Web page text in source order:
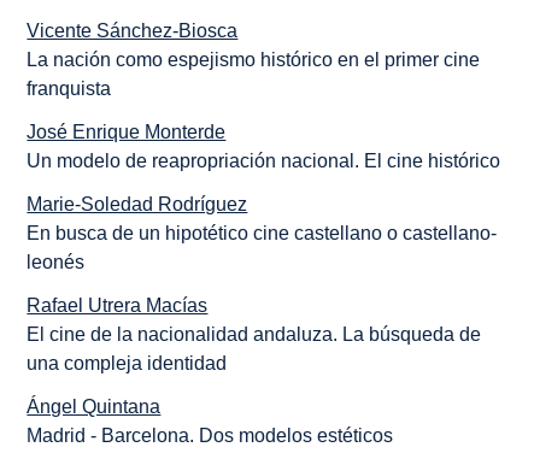
Vicente Sánchez-Biosca
La nación como espejismo histórico en el primer cine
franquista
José Enrique Monterde
Un modelo de reapropriación nacional. El cine histórico
Marie-Soledad Rodríguez
En busca de un hipotético cine castellano o castellano-
leonés
Rafael Utrera Macías
El cine de la nacionalidad andaluza. La búsqueda de
una compleja identidad
Ángel Quintana
Madrid - Barcelona. Dos modelos estéticos